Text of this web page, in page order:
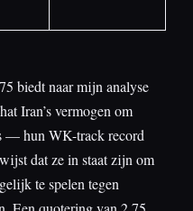
biedt naar mijn analyse
Iran’s vermogen om
— hun WK-track record
dat ze in staat zijn om
te spelen tegen